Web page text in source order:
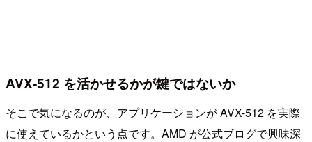
AVX-512 を活かせるかが鍵ではないか
そこで気になるのが、アプリケーションが AVX-512 を実際
に使えているかという点です。AMD が公式ブログで興味深